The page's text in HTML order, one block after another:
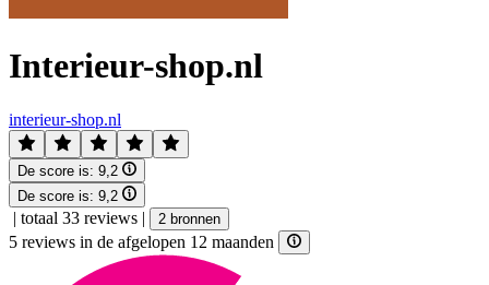
Interieur-shop.nl
interieur-shop.nl
De score is: 9,2
De score is: 9,2
| totaal 33 reviews | 2 bronnen
5 reviews in de afgelopen 12 maanden